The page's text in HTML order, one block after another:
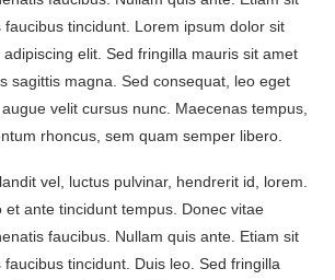
tincidunt. Lorem ipsum dolor sit
elit. Sed fringilla mauris sit amet
sagittis magna. Sed consequat, leo eget
velit cursus nunc. Maecenas tempus,
rhoncus, sem quam semper libero.
vel, luctus pulvinar, hendrerit id, lorem.
et ante tincidunt tempus. Donec vitae
faucibus. Nullam quis ante. Etiam sit
tincidunt. Duis leo. Sed fringilla